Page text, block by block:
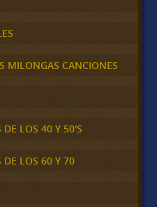
MILONGAS CANCIONES
DE LOS 40 Y 50'S
DE LOS 60 Y 70